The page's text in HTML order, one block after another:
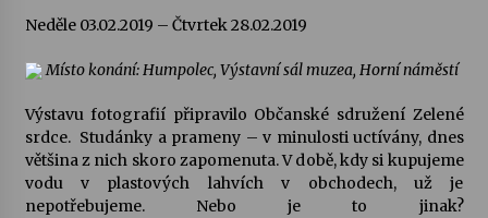
Veselí muzikanti
Pozvánka na integrační festival Quijotova
šedesátka: 28. 7.–1. 8. 2026
28. 7. 2026
Neděle 03.02.2019 – Čtvrtek 28.02.2019
Místo konání: Humpolec, Výstavní sál muzea, Horní náměstí
Výstavu fotografií připravilo Občanské sdružení Zelené
srdce. Studánky a prameny – v minulosti uctívány, dnes
většina z nich skoro zapomenuta. V době, kdy si kupujeme
vodu v plastových lahvích v obchodech, už je
nepotřebujeme. Nebo je to jinak?